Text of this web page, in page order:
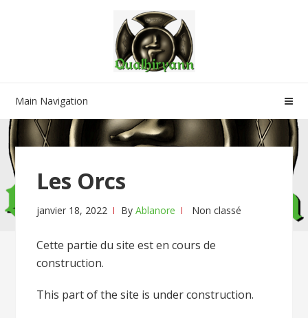
Main Navigation
Les Orcs
janvier 18, 2022 ByAblanore Non classé
Cette partie du site est en cours de
construction.
This part of the site is under construction.